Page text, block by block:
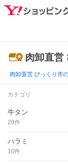
肉卸直営
肉卸直営 びっくり市
カテゴリ
牛タン
29件
ハラミ
10件